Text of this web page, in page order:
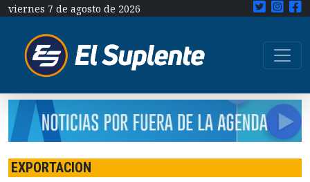
viernes 7 de agosto de 2026
EXPORTACION